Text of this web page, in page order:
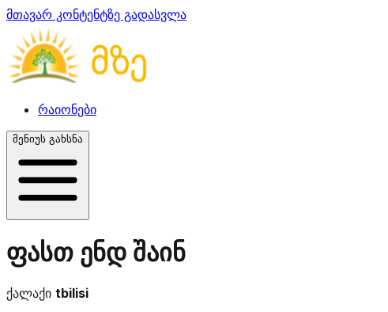
მთავარ კონტენტზე გადასვლა
რაიონები
მენიუს გახსნა
ფასთ ენდ შაინ
ქალაქი tbilisi